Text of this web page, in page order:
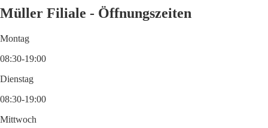
Müller Filiale - Öffnungszeiten
Montag
08:30-19:00
Dienstag
08:30-19:00
Mittwoch